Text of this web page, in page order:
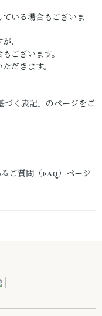
いる場合もございま
、
ございます。
だきます。
づく表記」のページをご
ご質問（FAQ）ページ